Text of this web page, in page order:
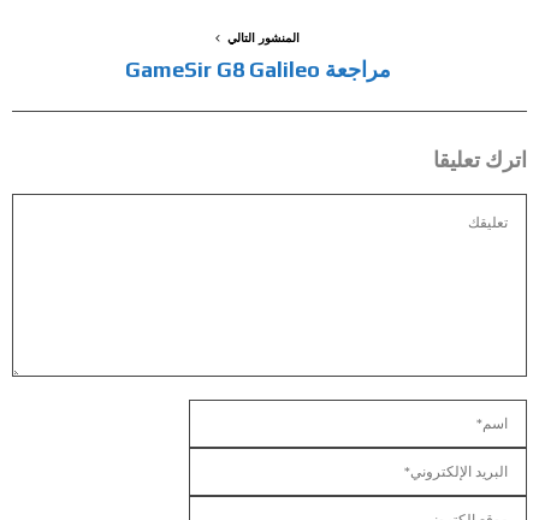
المنشور التالي
مراجعة GameSir G8 Galileo
اترك تعليقا